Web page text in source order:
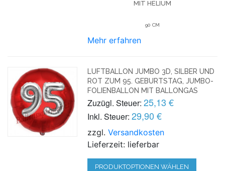
MIT HELIUM
90 CM
Mehr erfahren
LUFTBALLON JUMBO 3D, SILBER UND
ROT ZUM 95. GEBURTSTAG, JUMBO-
FOLIENBALLON MIT BALLONGAS
Zuzügl. Steuer: 25,13 €
Inkl. Steuer: 29,90 €
zzgl.Versandkosten
Lieferzeit: lieferbar
PRODUKTOPTIONEN WÄHLEN